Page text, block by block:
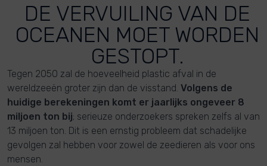
DE VERVUILING VAN DE
OCEANEN MOET WORDEN
GESTOPT.
Tegen 2050 zal de hoeveelheid plastic afval in de
wereldzeeën groter zijn dan de visstand. Volgens de
huidige berekeningen komt er jaarlijks ongeveer 8
miljoen ton bij; serieuze onderzoekers spreken zelfs al van
13 miljoen ton. Dit is een ernstig probleem dat schadelijke
gevolgen zal hebben voor zowel de zeedieren als voor ons
mensen.